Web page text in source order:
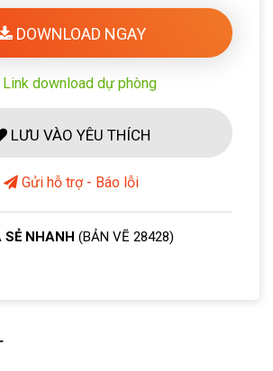
DOWNLOAD NGAY
Link download dự phòng
LƯU VÀO YÊU THÍCH
Gửi hỗ trợ - Báo lỗi
SẺ NHANH (BẢN VẼ 28428)